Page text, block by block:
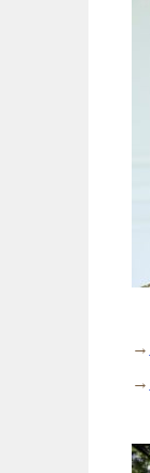
→
→